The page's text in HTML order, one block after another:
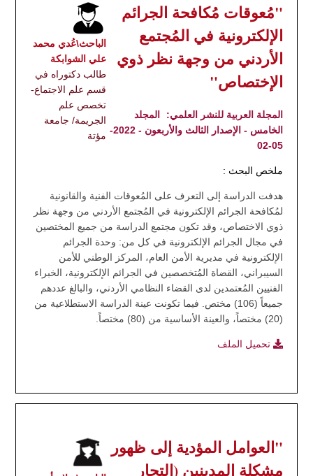
الباحث\عُدي محمد
علي الشوابكة
طالب دكتوراه في
قسم علم الاجتماع-
تخصص علم
الجريمة/ جامعة
مؤتة
"مُعوقات مُكافحة الجرائم
الإلكترونية في المُجتمع
الأردني من وجهة نظر ذوي
الإختصاص"
المجلة العربية للنشر العلمي:
المجلد
الخامس - الإصدار الثالث والأربعون - 2022-
05-02
ملخص البحث :
هدفت الدراسة إلى التعرف على المُعوقات الفنية والقانونية
لمُكافحة الجرائم الإلكترونية في المُجتمع الأردني من وجهة نظر
ذوي الاختصاص، وقد تكون مجتمع الدراسة من جميع المختصين
في مجال الجرائم الإلكترونية في كل من: وحدة الجرائم
الإلكترونية في مديرية الأمن العام، المركز الوطني للأمن
السيبراني، القضاة المُتخصصين في الجرائم الإلكترونية، الخبراء
الفنيين المُعتمدين لدى القضاء النظامي الأردني، والبالغ عددهم
جميعاً (106) مختص. فيما تكونت عينة الدراسة الاستطلاعية من
(20) مختصاً، والعينة الأساسية من (80) مختصاً.
تحميل الملف
"العوامل المؤدية إلى ظهور
مشكلة المدينين (التجار